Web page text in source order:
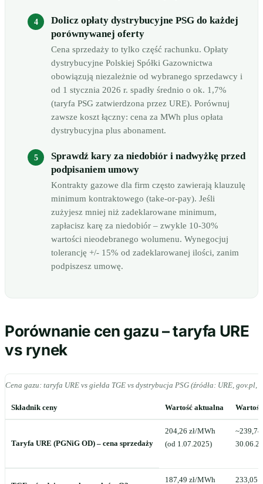
Dolicz opłaty dystrybucyjne PSG do każdej
porównywanej oferty
Cena sprzedaży to tylko część rachunku. Opłaty
dystrybucyjne Polskiej Spółki Gazownictwa
obowiązują niezależnie od wybranego sprzedawcy i
od 1 stycznia 2026 r. spadły średnio o ok. 1,7%
(taryfa PSG zatwierdzona przez URE). Porównuj
zawsze koszt łączny: cena za MWh plus opłata
dystrybucyjna plus abonament.
Sprawdź kary za niedobiór i nadwyżkę przed
podpisaniem umowy
Kontrakty gazowe dla firm często zawierają klauzulę
minimum kontraktowego (take-or-pay). Jeśli
zużyjesz mniej niż zadeklarowane minimum,
zapłacisz karę za niedobiór – zwykle 10-30%
wartości nieodebranego wolumenu. Wynegocjuj
tolerancję +/- 15% od zadeklarowanej ilości, zanim
podpiszesz umowę.
Porównanie cen gazu – taryfa URE
vs rynek
Cena gazu: taryfa URE vs giełda TGE vs dystrybucja PSG (źródła: URE,
Składnik ceny Wartość aktualna
Taryfa URE (PGNiG OD) – cena sprzedaży
204,26 zł/MWh
(od 1.07.2025)
187,49 zł/MWh 233,05